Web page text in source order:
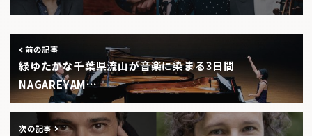
前の記事
緑ゆたかな千葉県流山が音楽に染まる3日間
NAGAREYAM…
次の記事